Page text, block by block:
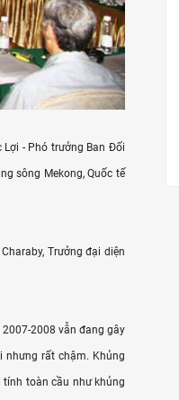
- Phó trưởng Ban Đối
sông Mekong, Quốc tế
Trưởng đại diện
2008 vẫn đang gây
nhưng rất chậm. Khủng
toàn cầu như khủng